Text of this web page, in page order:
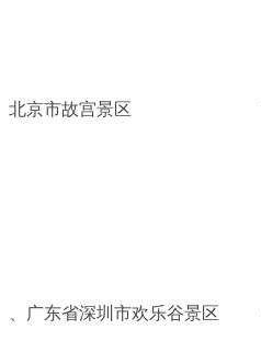
北京市故宫景区
、广东省深圳市欢乐谷景区